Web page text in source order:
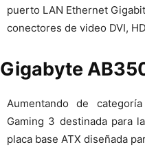
puerto LAN Ethernet
conectores de video DVI,
Gigabyte
Aumentando de
Gaming 3 destinada para
placa base ATX diseñada